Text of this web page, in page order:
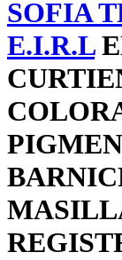
SOFIA
E.I.R.L